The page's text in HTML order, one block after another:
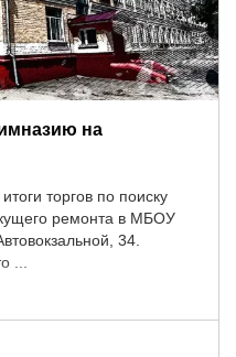
на
торгов по поиску
ремонта в МБОУ
34.
...